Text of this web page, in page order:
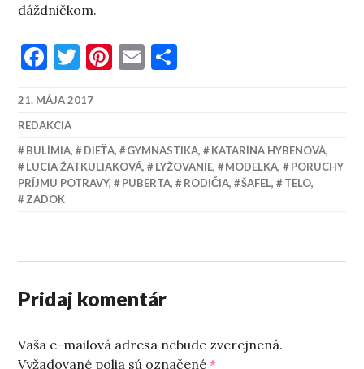
dáždničkom.
Facebook
Twitter
Pinterest
Email
21. MÁJA 2017
REDAKCIA
BULÍMIA, DIEŤA, GYMNASTIKA, KATARÍNA HYBENOVÁ,
LUCIA ŽATKULIAKOVÁ, LYŽOVANIE, MODELKA,
PORUCHY
PRÍJMU POTRAVY, PUBERTA, RODIČIA, ŠAFEL, TELO,
ZADOK
Pridaj komentár
Vaša e-mailová adresa nebude zverejnená.
Vyžadované polia sú označené*